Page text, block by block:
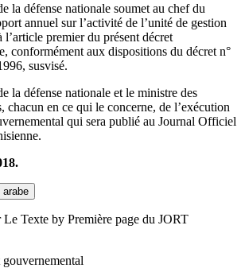
la défense nationale soumet au chef du
annuel sur l’activité de l’unité de gestion
premier du présent décret
conformément aux dispositions du décret n°
susvisé.
la défense nationale et le ministre des
chacun en ce qui le concerne, de l’exécution
qui sera publié au Journal Officiel
Le Texte by Première page du JORT